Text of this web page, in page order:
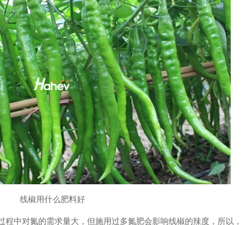
线椒用什么肥料好
程中对氮的需求量大，但施用过多氮肥会影响线椒的辣度，所以